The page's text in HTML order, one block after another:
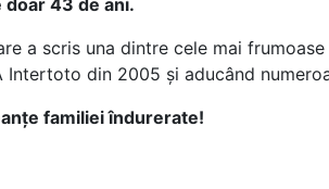
doar 43 de ani.
a scris una dintre cele mai
Intertoto din 2005 și aducând
familiei îndurerate!